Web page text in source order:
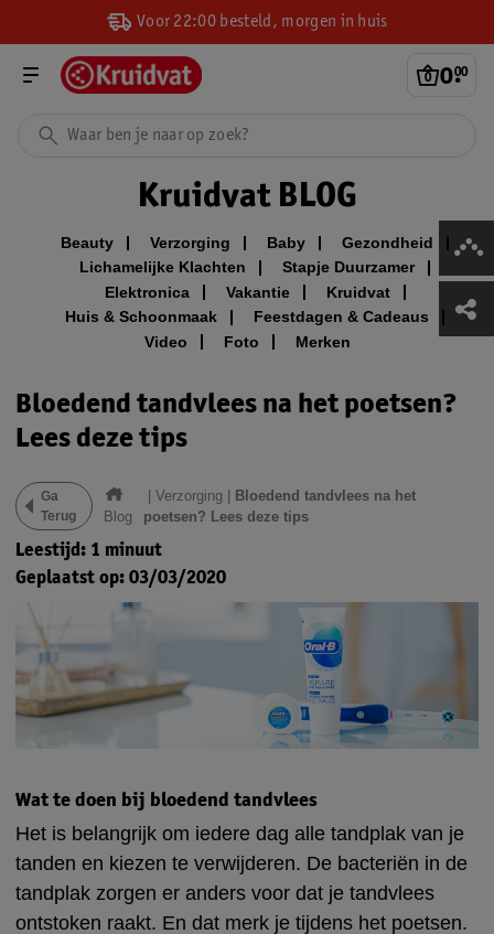
Voor 22:00 besteld, morgen in huis
0.
00
Kruidvat BLOG
Beauty Verzorging Baby
Gezondheid
Lichamelijke Klachten
Stapje Duurzamer
Elektronica
Vakantie
Kruidvat
Huis & Schoonmaak
Feestdagen & Cadeaus
Video
Foto Merken
Bloedend tandvlees na het poetsen?
Lees deze tips
Ga
Terug
Blog
Verzorging|
Bloedend tandvlees na het
poetsen? Lees deze tips
Leestijd: 1 minuut
Geplaatst op: 03/03/2020
Wat te doen bij bloedend tandvlees
Het is belangrijk om iedere dag alle tandplak van je
tanden en kiezen te verwijderen. De bacteriën in de
tandplak zorgen er anders voor dat je tandvlees
ontstoken raakt. En dat merk je tijdens het poetsen.